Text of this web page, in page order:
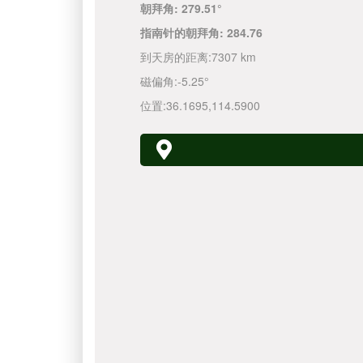
朝拜角: 279.51°
指南针的朝拜角: 284.76
到天房的距离:7307 km
磁偏角:-5.25°
位置:36.1695,114.5900